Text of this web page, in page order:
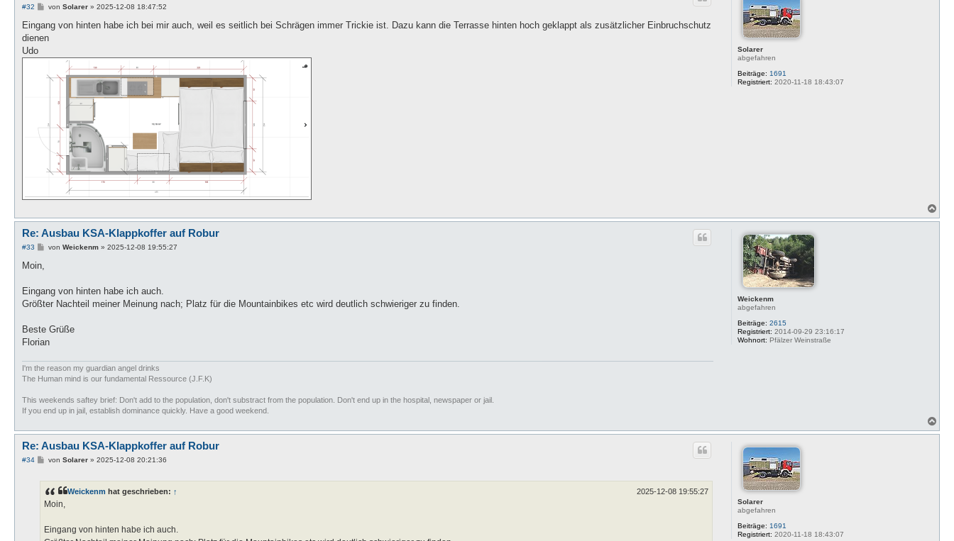
Solarer
abgefahren
Beiträge: 1691
Registriert: 2020-11-18 18:43:07
#32
B
i
r
g
von Solarer» 2025-12-08 18:47:52
Eingang von hinten habe ich bei mir auch, weil es seitlich bei Schrägen immer Trickie ist. Dazu kann die Terrasse hinten hoch geklappt als zusätzlicher Einbruchschutz
dienen
Udo
a
Weickenm
abgefahren
Beiträge: 2615
Registriert: 2014-09-29 23:16:17
Wohnort: Pfälzer Weinstraße
Re: Ausbau KSA-Klappkoffer auf Robur
#33
B
a
von Weickenm» 2025-12-08 19:55:27
Moin,
Eingang von hinten habe ich auch.
Größter Nachteil meiner Meinung nach; Platz für die Mountainbikes etc wird deutlich schwieriger zu finden.
Beste Grüße
Florian
I'm the reason my guardian angel drinks
The Human mind is our fundamental Ressource (J.F.K)
This weekends saftey brief: Don't add to the population, don't substract from the population. Don't end up in the hospital, newspaper or jail.
If you end up in jail, establish dominance quickly. Have a good weekend.
a
Solarer
abgefahren
Beiträge: 1691
Registriert: 2020-11-18 18:43:07
Re: Ausbau KSA-Klappkoffer auf Robur
#34
B
r
a
von Solarer» 2025-12-08 20:21:36
Weickenm hat geschrieben: ↑ 2025-12-08 19:55:27
Moin,
Eingang von hinten habe ich auch.